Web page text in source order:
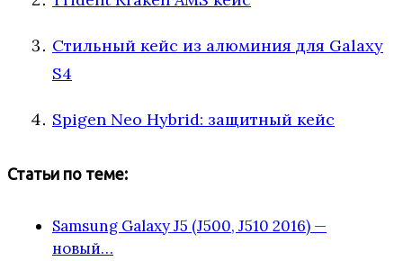
Стильный кейс из алюминия для Galaxy
S4
Spigen Neo Hybrid: защитный кейс
Статьи по теме:
Samsung Galaxy J5 (J500, J510 2016) —
новый…